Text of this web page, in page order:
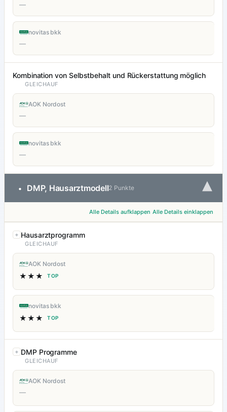
—
novitas bkk
—
Kombination von Selbstbehalt und Rückerstattung möglich
GLEICHAUF
AOK Nordost
—
novitas bkk
—
• DMP, Hausarztmodell2 Punkte ▾
Alle Details aufklappen Alle Details einklappen
Hausarztprogramm
GLEICHAUF
AOK Nordost
★★★ TOP
novitas bkk
★★★ TOP
DMP Programme
GLEICHAUF
AOK Nordost
—